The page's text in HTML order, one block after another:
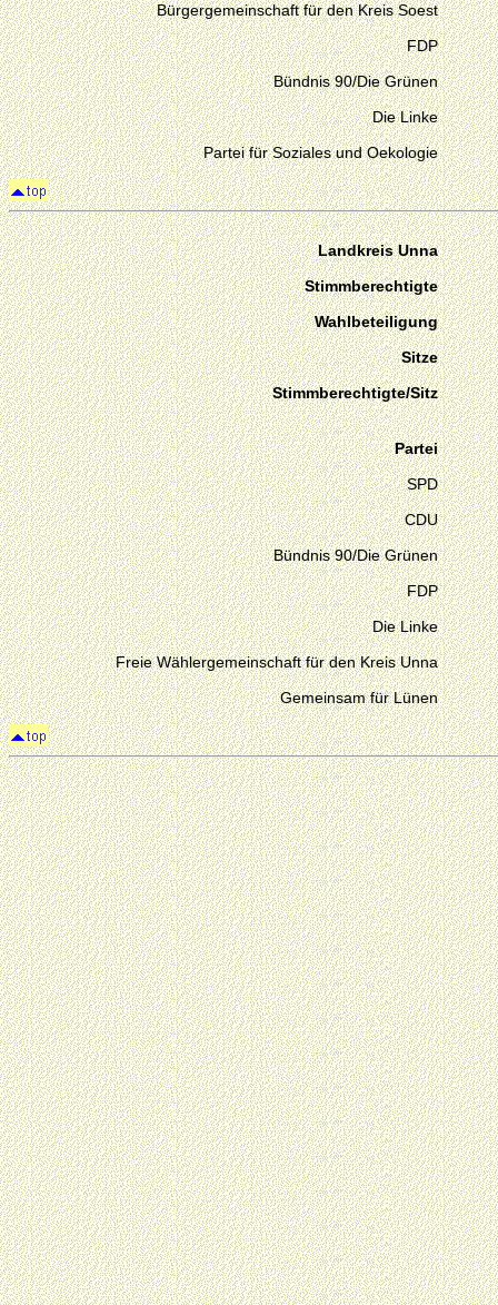
Bürgergemeinschaft für den Kreis Soest
FDP
Bündnis 90/Die Grünen
Die Linke
Partei für Soziales und Oekologie
Landkreis Unna
Stimmberechtigte
Wahlbeteiligung
Sitze
Stimmberechtigte/Sitz
Partei
SPD
CDU
Bündnis 90/Die Grünen
FDP
Die Linke
Freie Wählergemeinschaft für den Kreis Unna
Gemeinsam für Lünen